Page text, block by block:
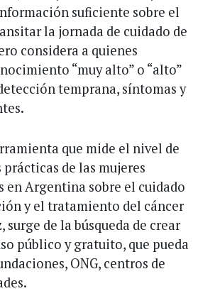
suficiente sobre el
la jornada de cuidado de
considera a quienes
“muy alto” o “alto”
temprana, síntomas y
que mide el nivel de
de las mujeres
en Argentina sobre el cuidado
y el tratamiento del cáncer
surge de la búsqueda de crear
público y gratuito, que pueda
ONG, centros de